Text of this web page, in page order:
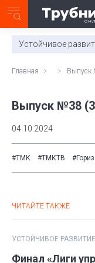
0:00/ 11:03
Устойчивое
Главная Выпуск
Выпуск №38
04.10.2024
#ТМК #ТМКТВ
ЧИТАЙТЕ ТАКЖЕ
УСТОЙЧИВОЕ РАЗВИТИЕ
Финал «Лиги